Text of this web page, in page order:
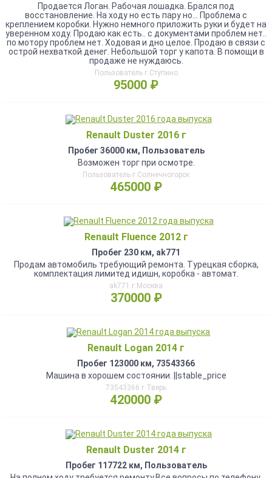
Продается Логан. Рабочая лошадка. Брался под
восстановление. На ходу но есть пару но... Проблема с
креплением коробки. Нужно немного приложить руки и будет на
уверенном ходу. Продаю как есть.. с документами проблем нет..
по мотору проблем нет. Ходовая и дно целое. Продаю в связи с
острой нехваткой денег. Небольшой торг у капота. В помощи в
продаже не нуждаюсь.
Пользователь г.Ступино
95000 ₽
Renault Duster 2016 г
Пробег 36000 км, Пользователь
Возможен торг при осмотре.
Пользователь г.Солнечногорск
465000 ₽
Renault Fluence 2012 г
Пробег 230 км, ak771
Продам автомобиль требующий ремонта. Турецкая сборка,
комплектация лимитед идишн, коробка - автомат.
ak771 г.Москва
370000 ₽
Renault Logan 2014 г
Пробег 123000 км, 73543366
Машина в хорошем состоянии. ||stable_price
73543366 г.Тверь
420000 ₽
Renault Duster 2014 г
Пробег 117722 км, Пользователь